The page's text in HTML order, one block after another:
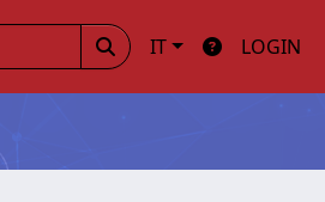
IT LOGIN